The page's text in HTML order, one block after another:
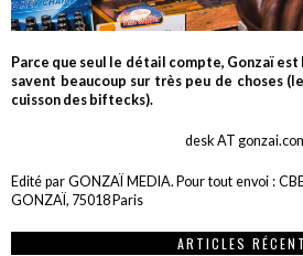
Parce que seul le détail compte, Gonzaï est
savent beaucoup sur très peu de choses
cuisson des biftecks).
desk AT
Edité par GONZAÏ MEDIA. Pour tout envoi :
GONZAÏ, 75018 Paris
ARTICLES